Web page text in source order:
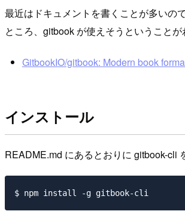
最近はドキュメントを書くことが多いの
ところ、gitbook が使えそうということ
GitbookIO/gitbook: Modern book
インストール
README.md にあるとおりに gitbook-cli